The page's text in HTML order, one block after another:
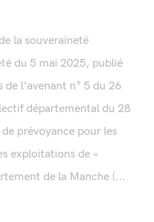
la souveraineté
du 5 mai 2025, publié
de l'avenant n° 5 du 26
départemental du 28
prévoyance pour les
exploitations de «
de la Manche (...